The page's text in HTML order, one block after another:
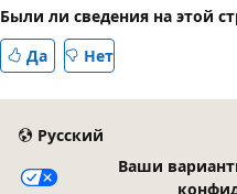
Были ли сведения на этой
Да
Нет
Русский
Ваши